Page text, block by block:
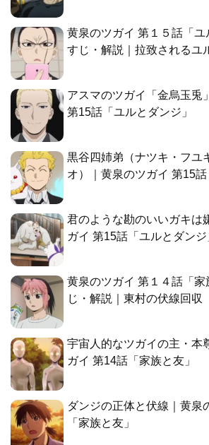
黄泉のツガイ 第１５話「ユ
すじ・解説｜拉致されるユ
アスマのツガイ「金烏玉兎
第15話「ユルとダンジ」
黒谷四姉弟（ナツキ・フユ
オ）｜黄泉のツガイ 第15話
君のような勘のいいガキは
ガイ 第15話「ユルとダンジ
黄泉のツガイ 第１４話「家
じ・解説｜東村の伏線回収
宇宙人的なツガイの主・本
ガイ 第14話「家族と友」
ダンジの正体と伏線｜黄泉
「家族と友」